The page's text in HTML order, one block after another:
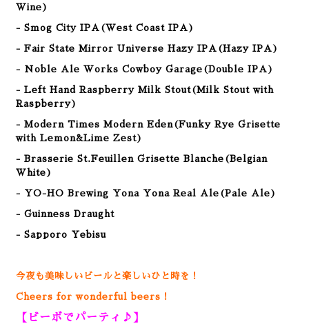
Wine)
- Smog City IPA(West Coast IPA)
- Fair State Mirror Universe Hazy IPA(Hazy IPA)
- Noble Ale Works Cowboy Garage(Double IPA)
- Left Hand Raspberry Milk Stout(Milk Stout with
Raspberry)
- Modern Times Modern Eden(Funky Rye Grisette
with Lemon&Lime Zest)
- Brasserie St.Feuillen Grisette Blanche(Belgian
White)
- YO-HO Brewing Yona Yona Real Ale(Pale Ale)
- Guinness Draught
- Sapporo Yebisu
今夜も美味しいビールと楽しいひと時を！
Cheers for wonderful beers！
【ビーボでパーティ♪】